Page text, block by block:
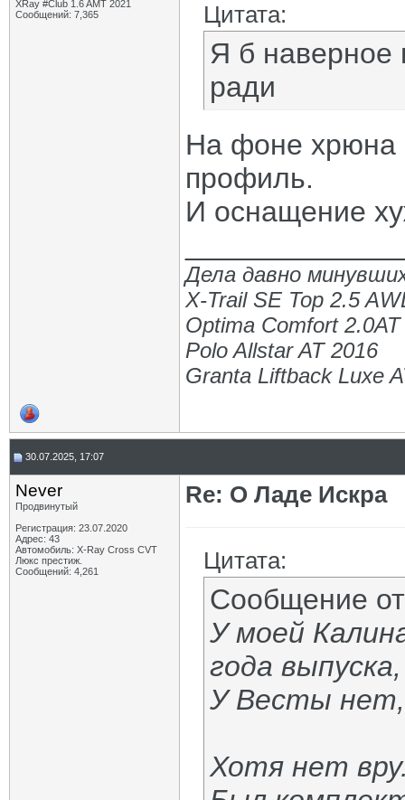
XRay #Club 1.6 AMT 2021
Сообщений: 7,365
Цитата:
Я б наверное
ради
На фоне хрюна
профиль.
И оснащение
Дела давно
X-Trail SE Top 2.5
Optima Comfort
Polo Allstar AT 2016
Granta Liftback Luxe
30.07.2025, 17:07
Never
Продвинутый
Регистрация: 23.07.2020
Адрес: 43
Автомобиль: X-Ray Cross CVT
Люкс престиж.
Сообщений: 4,261
Re: О Ладе Искра
Цитата:
Сообщение
У моей
года
У Весты
Хотя нет